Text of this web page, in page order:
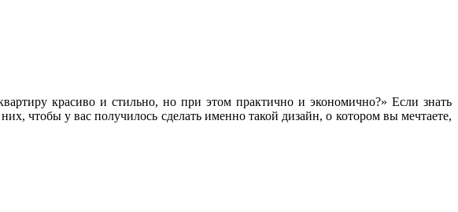
красиво и стильно, но при этом практично и экономично?» Если знать
чтобы у вас получилось сделать именно такой дизайн, о котором вы мечтаете,